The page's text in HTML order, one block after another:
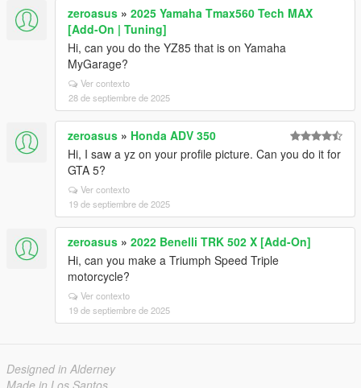
zeroasus » 2025 Yamaha Tmax560 Tech MAX
[Add-On | Tuning]
Hi, can you do the YZ85 that is on Yamaha
MyGarage?
Ver contexto
28 de septiembre de 2025
zeroasus » Honda ADV 350
Hi, I saw a yz on your profile picture. Can you do it for
GTA 5?
Ver contexto
19 de septiembre de 2025
zeroasus » 2022 Benelli TRK 502 X [Add-On]
Hi, can you make a Triumph Speed ​​Triple
motorcycle?
Ver contexto
19 de septiembre de 2025
Designed in Alderney
Made in Los Santos